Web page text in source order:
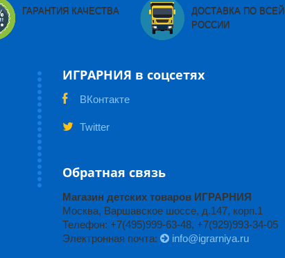
ГАРАНТИЯ КАЧЕСТВА
ДОСТАВКА ПО ВСЕЙ
РОССИИ
ИГРАРНИЯ в соцсетях
ВКонтакте
Twitter
Обратная связь
Магазин детских товаров ИГРАРНИЯ
Москва, Варшавское шоссе, д.147, корп.1
Телефон: +7(495)999-63-48, +7(929)993-34-05
Электронная почта:
info@igrarniya.ru